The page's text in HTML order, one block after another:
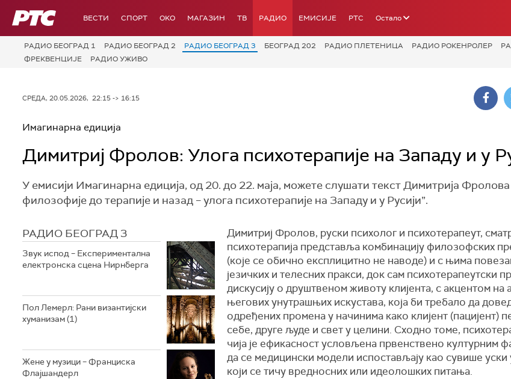
РТС ВЕСТИ СПОРТ OKO МАГАЗИН ТВ РАДИО ЕМИСИЈЕ РТС Остало
РАДИО БЕОГРАД 1 РАДИО БЕОГРАД 2 РАДИО БЕОГРАД 3 БЕОГРАД 202 РАДИО ПЛЕТЕНИЦА РАДИО РОКЕНРОЛЕР
ФРЕКВЕНЦИЈЕ
РАДИО УЖИВО
СРЕДА, 20.05.2026, 22:15 -> 16:15
Имагинарна едиција
Димитриј Фролов: Улога психотерапије на Западу и у
У емисији Имагинарна едиција, од 20. до 22. маја, можете слушати текст Димитрија
филозофије до терапије и назад – улога психотерапије на Западу и у Русији”.
РАДИО БЕОГРАД 3
Звук испод – Експериментална
електронска сцена Нирнберга
Пол Лемерл: Рани византијски
хуманизам (1)
Жене у музици – Франциска
Флајшандерл
Димитриј Фролов, руски психолог и психотерапеут,
психотерaпија представља комбинацију филозофских
(које се обично експлицитно не наводе) и с њима
језичких и телесних пракси, док сам психотерапеутски
дискусију о друштвеном животу клијента, с акцентом на
његових унутрашњих искустава, која би требало да
одређених промена у начинима како клијент (пацијент)
себе, друге људе и свет у целини. Сходно томе,
чија је ефикасност условљена првенствено културним
да се медицински модели испостaвљају као сувише уски
који се тичу вредносних или идеолошких питања.